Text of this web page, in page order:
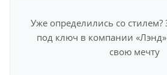
Уже определились со стилем?
под ключ в компании
свою мечту